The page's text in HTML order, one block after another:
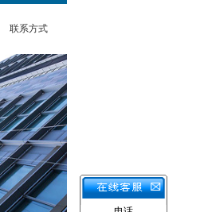
联系方式